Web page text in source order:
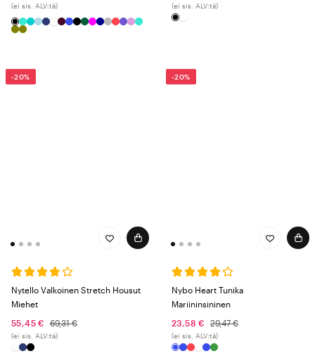
(ei sis. ALV:tä) (ei sis. ALV:tä)
-20%
Nytello Valkoinen Stretch Housut
Miehet
55,45 €
69,31 €
(ei sis. ALV:tä)
-20%
Nybo Heart Tunika
Mariininsininen
23,58 €
29,47 €
(ei sis. ALV:tä)